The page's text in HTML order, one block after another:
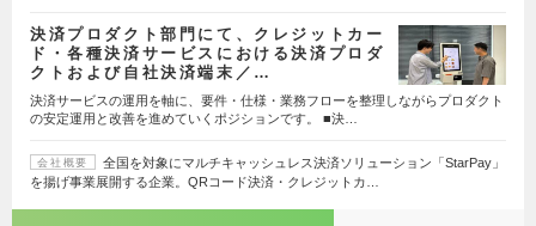
決済プロダクト部門にて、クレジットカー
ド・各種決済サービスにおける決済プロダ
クトおよび自社決済端末／…
決済サービスの運用を軸に、要件・仕様・業務フローを整理しながらプロダクト
の安定運用と改善を進めていくポジションです。 ■決…
会社概要
全国を対象にマルチキャッシュレス決済ソリューション「StarPay」
を揚げ事業展開する企業。QRコード決済・クレジットカ…